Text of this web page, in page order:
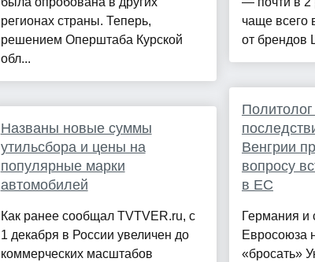
регионах страны. Теперь,
решением Оперштаба Курской
обл...
Названы новые суммы
утильсбора и цены на
популярные марки
автомобилей
Как ранее сообщал TVTVER.ru, с
1 декабря в России увеличен до
коммерческих масштабов
чаще всего
от брендов
Венгрии
вопросу
в ЕС
Германия и
Евросоюза
«бросать»